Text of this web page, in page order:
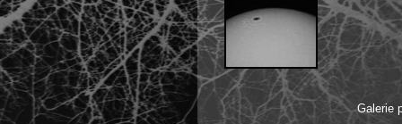
Galerie